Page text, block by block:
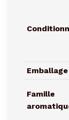
Emballage
Famille